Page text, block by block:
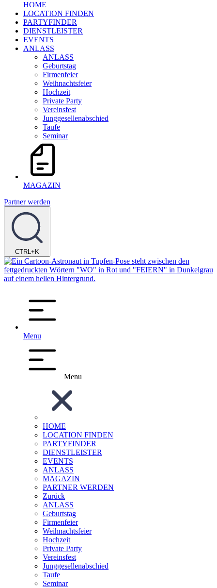
HOME
LOCATION FINDEN
PARTYFINDER
DIENSTLEISTER
EVENTS
ANLASS
ANLASS
Geburtstag
Firmenfeier
Weihnachtsfeier
Hochzeit
Private Party
Vereinsfest
Junggesellenabschied
Taufe
Seminar
MAGAZIN
Partner werden
CTRL+K
Menu
Menu
HOME
LOCATION FINDEN
PARTYFINDER
DIENSTLEISTER
EVENTS
ANLASS
MAGAZIN
PARTNER WERDEN
Zurück
ANLASS
Geburtstag
Firmenfeier
Weihnachtsfeier
Hochzeit
Private Party
Vereinsfest
Junggesellenabschied
Taufe
Seminar